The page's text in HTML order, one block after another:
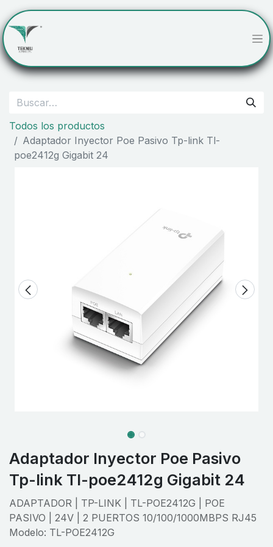
Todos los productos
Adaptador Inyector Poe Pasivo Tp-link Tl-
poe2412g Gigabit 24
Adaptador Inyector Poe Pasivo
Tp-link Tl-poe2412g Gigabit 24
ADAPTADOR | TP-LINK | TL-POE2412G | POE
PASIVO | 24V | 2 PUERTOS 10/100/1000MBPS RJ45
Modelo: TL-POE2412G